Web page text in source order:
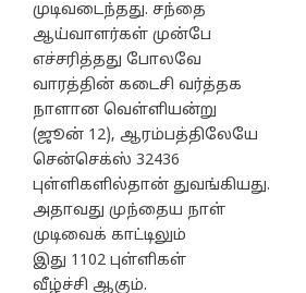
முடிவடைந்தது. சந்தை
ஆய்வாளர்கள் முன்பே
எச்சரித்தது போலவே
வாரத்தின் கடைசி வர்த்தக
நாளான வெள்ளியன்று
(ஜூன் 12), ஆரம்பத்திலேயே
சென்செக்ஸ் 32436
புள்ளிகளில்தான் துவங்கியது.
அதாவது முந்தைய நாள்
முடிவைக் காட்டிலும்
இது 1102 புள்ளிகள்
வீழ்ச்சி ஆகும்.